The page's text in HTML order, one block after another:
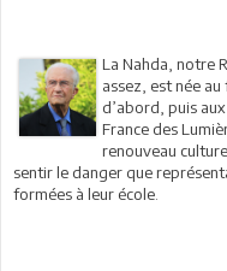
La Nahda, notre
assez, est née
d’abord, puis
France des
renouveau
sentir le danger que
formées à leur école.